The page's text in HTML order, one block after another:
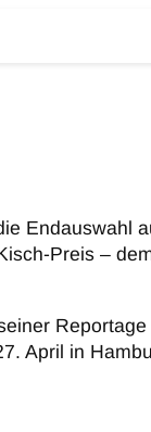
Endauswahl
Preis –
Reportage
April in